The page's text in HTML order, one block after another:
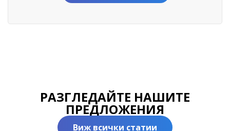
РАЗГЛЕДАЙТЕ НАШИТЕ
ПРЕДЛОЖЕНИЯ
Виж всички статии